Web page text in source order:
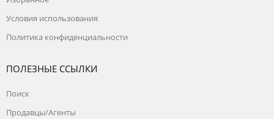
Условия использования
Политика конфиденциальности
ПОЛЕЗНЫЕ ССЫЛКИ
Поиск
Продавцы/Агенты